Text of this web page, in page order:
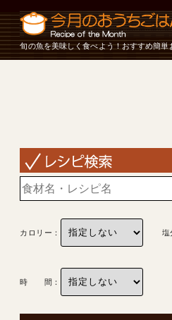
旬の魚を美味しく食べよう！おすすめ簡単
カロリー： 塩
時 間：